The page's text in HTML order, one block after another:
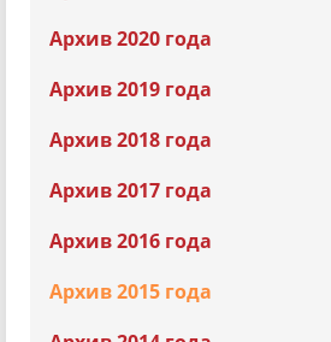
Архив 2020 года
Архив 2019 года
Архив 2018 года
Архив 2017 года
Архив 2016 года
Архив 2015 года